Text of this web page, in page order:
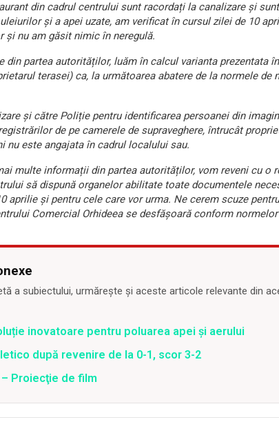
din cadrul centrului sunt racordați la canalizare și
și a apei uzate, am verificat în cursul zilei de 10
nu am găsit nimic în neregulă.
din partea autorităților, luăm în calcul varianta prezentata
terasei) ca, la următoarea abatere de la normele de
și către Poliție pentru identificarea persoanei din
de pe camerele de supraveghere, întrucât
nu este angajata în cadrul localului sau.
multe informații din partea autorităților, vom reveni cu o
să dispună organelor abilitate toate documentele
aprilie și pentru cele care vor urma. Ne cerem scuze
Comercial Orhideea se desfășoară conform
a subiectului, urmărește și aceste articole relevante din
inovatoare pentru poluarea apei și aerului
după revenire de la 0-1, scor 3-2
Proiecţie de film